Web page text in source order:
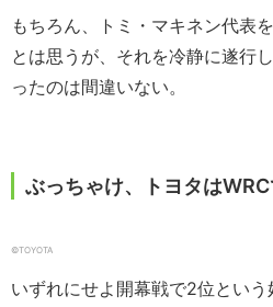
もちろん、トミ・マキネン代表
とは思うが、それを冷静に遂行
ったのは間違いない。
ぶっちゃけ、トヨタは
©︎TOYOTA
いずれにせよ開幕戦で2位とい